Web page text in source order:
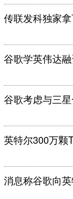
传联发科独家
谷歌学英伟达
谷歌考虑与三
英特尔300万颗
消息称谷歌向